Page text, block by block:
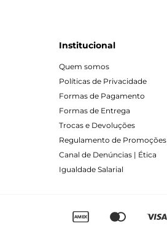
Institucional
Quem somos
Políticas de Privacidade
Formas de Pagamento
Formas de Entrega
Trocas e Devoluções
Regulamento de Promoções
Canal de Denúncias | Ética
Igualdade Salarial